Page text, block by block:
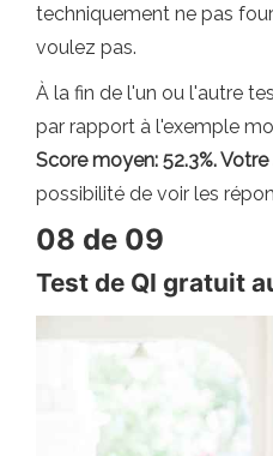
techniquement ne pas
voulez pas.
À la fin de l'un ou l'autre
par rapport à l'exemple
Score moyen: 52.3%.
possibilité de voir les
08 de 09
Test de QI gratuit